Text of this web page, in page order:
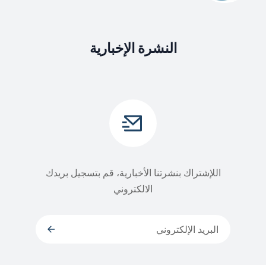
النشرة الإخبارية
اللإشتراك بنشرتنا الأخبارية، قم بتسجيل بريدك
الالكتروني